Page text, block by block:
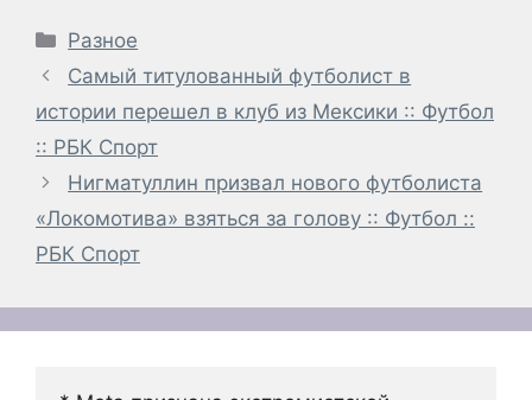
Рубрики
Разное
Самый титулованный футболист в
истории перешел в клуб из Мексики :: Футбол
:: РБК Спорт
Нигматуллин призвал нового футболиста
«Локомотива» взяться за голову :: Футбол ::
РБК Спорт